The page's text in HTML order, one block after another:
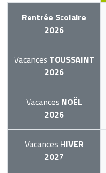
Rentrée Scolaire
2026
Vacances TOUSSAINT
2026
Vacances NOËL
2026
Vacances HIVER
2027